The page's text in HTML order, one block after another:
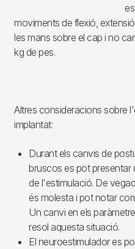
moviments de flexió,
les mans sobre el cap i no
kg de pes.
Altres consideracions sobre
implantat:
Durant els canvis de
bruscos es pot presentar
de l'estimulació. De
és molesta i pot notar
Un canvi en els
resol aquesta situació.
El neuroestimulador es